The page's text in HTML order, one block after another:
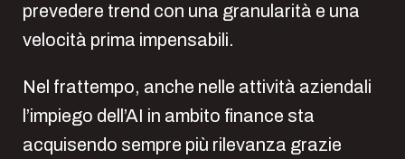
prevedere trend con una granularità e una
velocità prima impensabili.
Nel frattempo, anche nelle attività aziendali
l’impiego dell’AI in ambito finance sta
acquisendo sempre più rilevanza grazie